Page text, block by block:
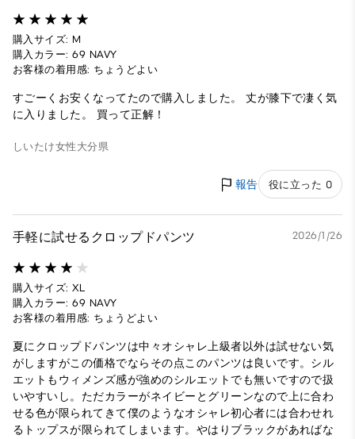
購入サイズ: M
購入カラー: 69 NAVY
お客様の着用感: ちょうどよい
すごーくお安くなってたので購入しました。 丈が膝下で凄く気
に入りました。 買って正解！
しいたけ女性 大分県
報告 役に立った 0
手軽に試せるクロップドパンツ 2026/1/26
購入サイズ: XL
購入カラー: 69 NAVY
お客様の着用感: ちょうどよい
夏にクロップドパンツは中々オシャレ上級者以外は試せない気
がしますがこの価格でならその点このパンツは良いです。シル
エットもウィメンズ感が強めのシルエットでも無いですので扱
いやすいし。ただカラーがネイビーとグリーンなので上に合わ
せる色が限られてきて僕のようなオシャレ初心者には合わせれ
るトップスが限られてしまいます。やはりブラックがあればな